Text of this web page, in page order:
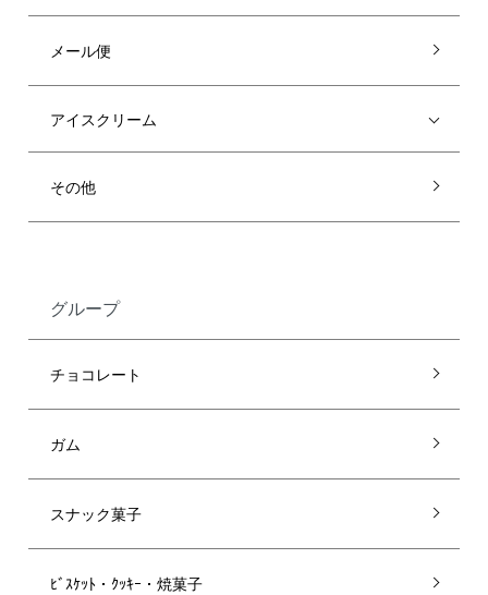
メール便
アイスクリーム
その他
グループ
チョコレート
ガム
スナック菓子
ﾋﾞｽｹｯﾄ・ｸｯｷｰ・焼菓子